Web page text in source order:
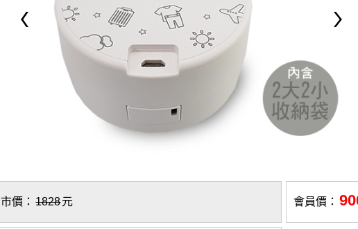
市價： 1828元 會員價：